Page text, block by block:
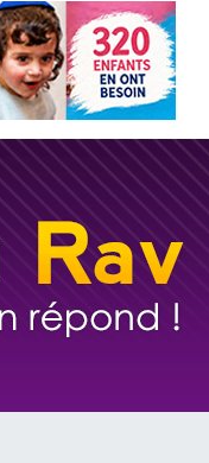
aux Orphelins
de Yohan